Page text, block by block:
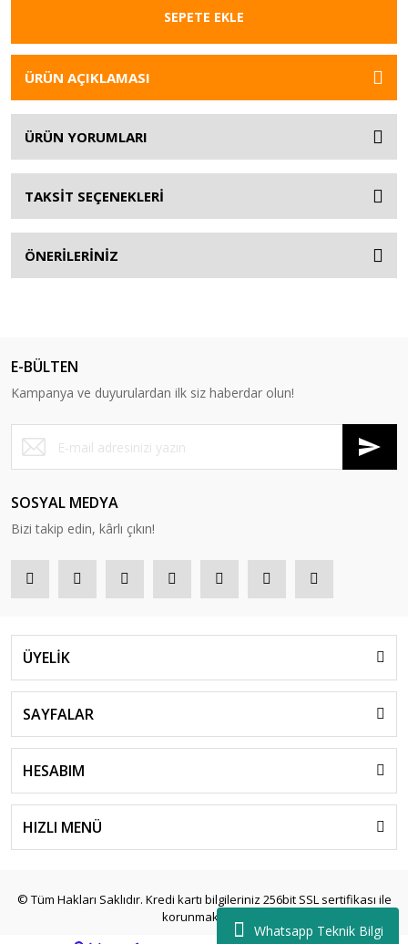
Whatsapp Teknik Bilgi
SEPETE EKLE
ÜRÜN AÇIKLAMASI
ÜRÜN YORUMLARI
TAKSİT SEÇENEKLERİ
ÖNERİLERİNİZ
E-BÜLTEN
Kampanya ve duyurulardan ilk siz haberdar olun!
SOSYAL MEDYA
Bizi takip edin, kârlı çıkın!
ÜYELİK
SAYFALAR
HESABIM
HIZLI MENÜ
© Tüm Hakları Saklıdır. Kredi kartı bilgileriniz 256bit SSL sertifikası ile
korunmaktadır.